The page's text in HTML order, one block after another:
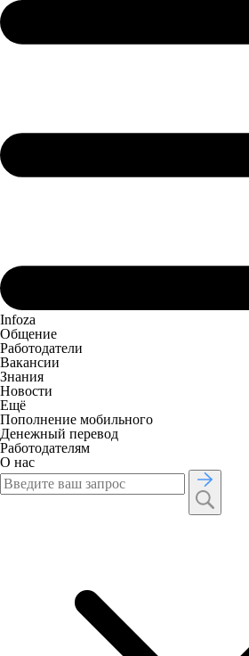
Infoza
Общение
Работодатели
Вакансии
Знания
Новости
Ещё
Пополнение мобильного
Денежный перевод
Работодателям
О нас